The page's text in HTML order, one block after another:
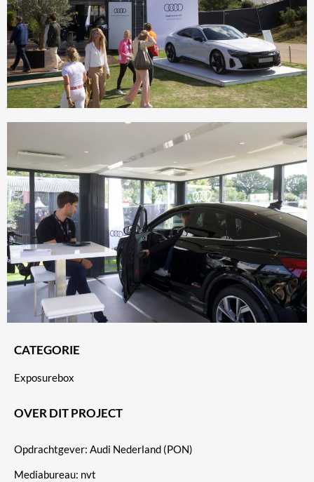
CATEGORIE
Exposurebox
OVER DIT PROJECT
Opdrachtgever: Audi Nederland (PON)
Mediabureau: nvt